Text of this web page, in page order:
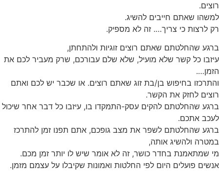
רוצים.
למשהו שאתם חייבים להשיג.
רק לרצות כי צריך…. זה לא מספיק.
ברגע שהחלטתם שאתם רוצים זוגיות ולהתחתן,
עיזבו כל קשר שלא מועיל, שלא שלם עבורכם, שרק מעביר לכם את
הזמן….
והתרכזו בחיפוש בן/בת זוג שאתם רוצים. או שכבר יש לכם ואתם
רוצים לחזק את הקשר.
ברגע שהחלטתם להקים עסק-התמקדו בו, עיזבו כל דבר אחר שיכול
לעכב אתכם.
ברגע שהחלטתם לשפר את מצב גופכם, אתם תפנו זמן להתרכז
במטרה ולהשיג אותה,
מי שמתאמנת בחדר כושר, זה לא אומר שיש לו יותר זמן מכם.
אנשים פועלים היום לפי החלטות ואמונות שקיבלו על עצמם מזמן.